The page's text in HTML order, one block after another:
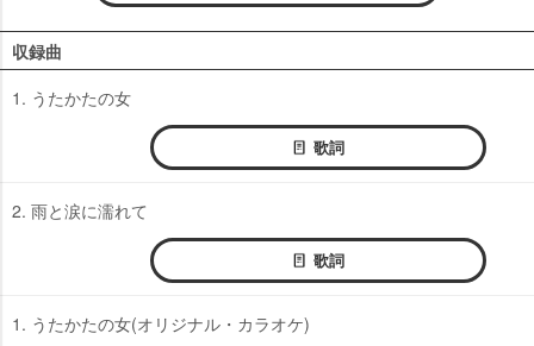
収録曲
1. うたかたの女
歌詞
2. 雨と涙に濡れて
歌詞
1. うたかたの女(オリジナル・カラオケ)